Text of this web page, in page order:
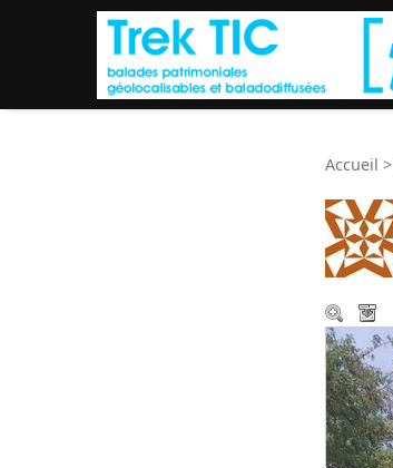
Accueil >